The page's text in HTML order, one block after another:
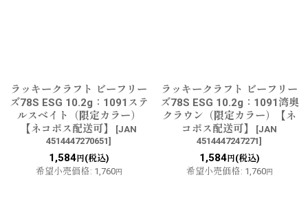
ラッキークラフト ビーフリー
ズ78S ESG 10.2g：1091ステ
ルスベイト（限定カラー）
【ネコポス配送可】
[JAN
4514447270651]
1,584円(税込)
希望小売価格: 1,760円
ラッキークラフト ビーフリー
ズ78S ESG 10.2g：1091湾奥
クラウン（限定カラー）【ネ
コポス配送可】
[JAN
4514447247271]
1,584円(税込)
希望小売価格: 1,760円